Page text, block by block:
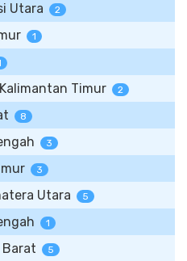
Utara 2
1
Timur 2
8
3
3
Utara 5
1
5